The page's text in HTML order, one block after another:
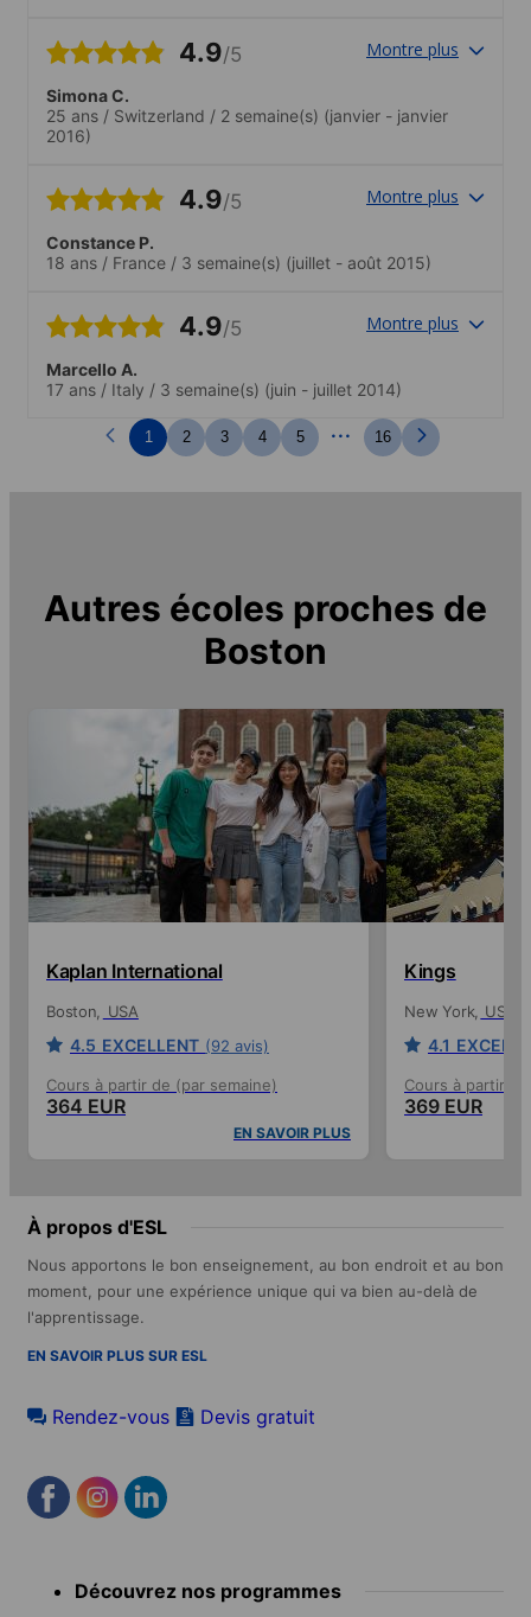
4.9/5 Montre plus
Simona C.
25 ans / Switzerland / 2 semaine(s) (janvier - janvier
2016)
4.9/5 Montre plus
Constance P.
18 ans / France / 3 semaine(s) (juillet - août 2015)
4.9/5 Montre plus
Marcello A.
17 ans / Italy / 3 semaine(s) (juin - juillet 2014)
1 2 3 4 5 ... 16
Autres écoles proches de
Boston
Kaplan International
Boston USA
4.5 EXCELLENT (92 avis)
Cours à partir de (par semaine)
364 EUR
EN SAVOIR PLUS
Kings
New York USA
4.1
Cours à partir
369 EUR
À propos d'ESL
Nous apportons le bon enseignement, au bon endroit et au bon
moment, pour une expérience unique qui va bien au-delà de
l'apprentissage.
EN SAVOIR PLUS SUR ESL
Rendez-vous Devis gratuit
menu Découvrez nos programmes